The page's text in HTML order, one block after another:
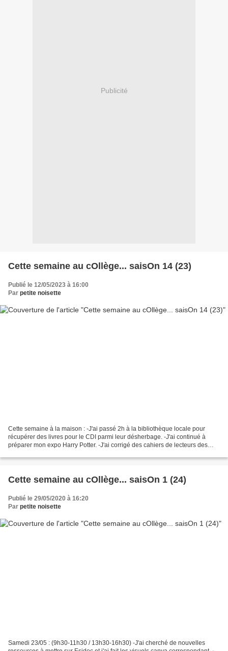
Publicité
Cette semaine au cOllège... saisOn 14 (23)
Publié le 12/05/2023 à 16:00
Par petite noisette
Cette semaine à la maison : -J'ai passé 2h à la bibliothèque locale pour
récupérer des livres pour le CDI parmi leur désherbage. -J'ai continué à
préparer mon expo Harry Potter. -J'ai corrigé des cahiers de lecteurs des
Cette semaine au cOllège... saisOn 1 (24)
Publié le 29/05/2020 à 16:20
Par petite noisette
Samedi 23/05 : (9h30-11h30 / 13h30-16h30) -J'ai cherché de nouvelles